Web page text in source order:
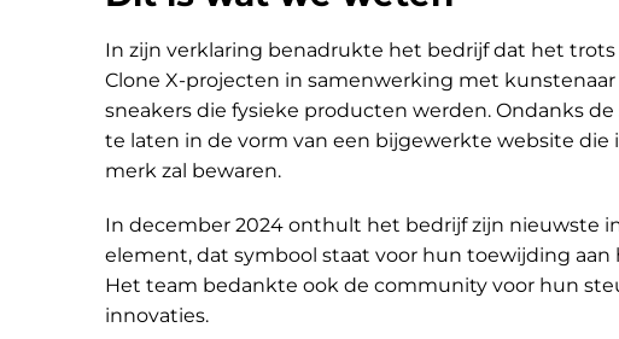
In zijn verklaring benadrukte het bedrijf dat het
Clone X-projecten in samenwerking met
sneakers die fysieke producten werden. Ondanks
te laten in de vorm van een bijgewerkte website
merk zal bewaren.
In december 2024 onthult het bedrijf zijn nieuwste
element, dat symbool staat voor hun toewijding
Het team bedankte ook de community voor hun
innovaties.